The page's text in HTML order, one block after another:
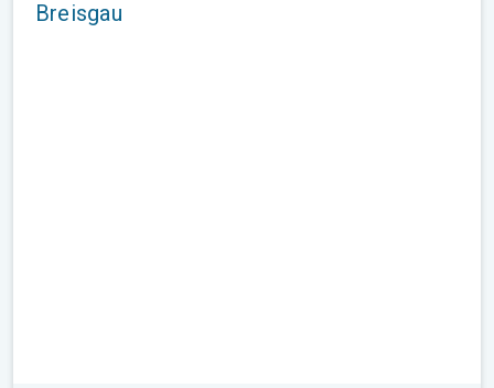
Breisgau